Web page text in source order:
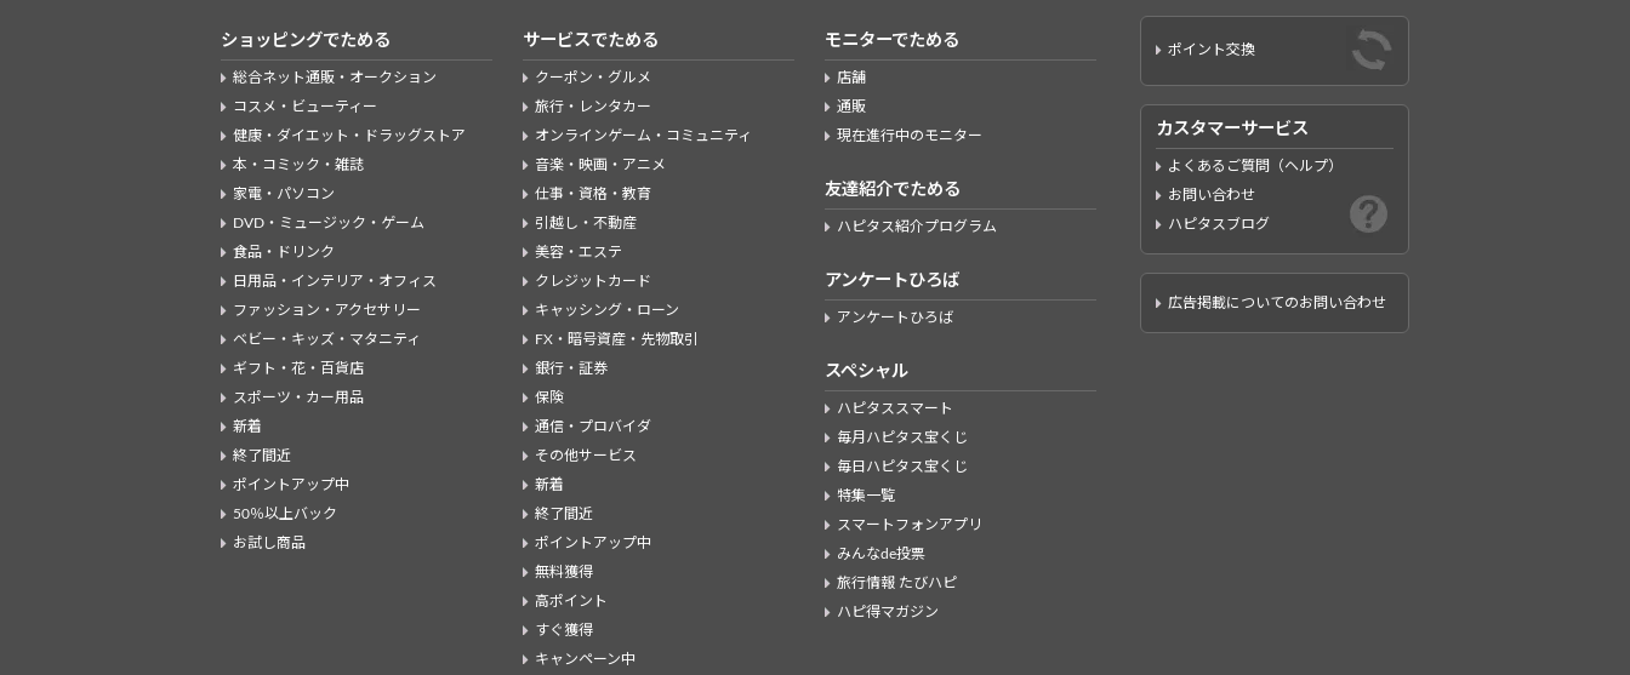
ショッピングでためる
総合ネット通販・オークション
コスメ・ビューティー
健康・ダイエット・ドラッグストア
本・コミック・雑誌
家電・パソコン
DVD・ミュージック・ゲーム
食品・ドリンク
日用品・インテリア・オフィス
ファッション・アクセサリー
ベビー・キッズ・マタニティ
ギフト・花・百貨店
スポーツ・カー用品
新着
終了間近
ポイントアップ中
50％以上バック
お試し商品
サービスでためる
クーポン・グルメ
旅行・レンタカー
オンラインゲーム・コミュニティ
音楽・映画・アニメ
仕事・資格・教育
引越し・不動産
美容・エステ
クレジットカード
キャッシング・ローン
FX・暗号資産・先物取引
銀行・証券
保険
通信・プロバイダ
その他サービス
新着
終了間近
ポイントアップ中
無料獲得
高ポイント
すぐ獲得
キャンペーン中
モニターでためる
店舗
通販
現在進行中のモニター
友達紹介でためる
ハピタス紹介プログラム
アンケートひろば
アンケートひろば
スペシャル
ハピタススマート
毎月ハピタス宝くじ
毎日ハピタス宝くじ
特集一覧
スマートフォンアプリ
みんなde投票
旅行情報 たびハピ
ハピ得マガジン
ポイント交換
カスタマーサービス
よくあるご質問（ヘルプ）
お問い合わせ
ハピタスブログ
広告掲載についてのお問い合わせ